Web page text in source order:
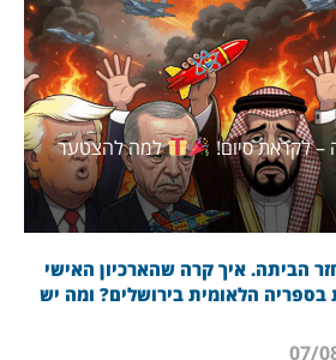
לקראת סיום!
למה להצטער
חזר הביתה. איך קרה שהארכיון האישי
בספריה הלאומית בירושלים? ומה יש